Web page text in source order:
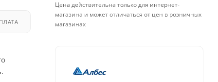
Цена действительна только для интернет-
магазина и может отличаться от цен в розничных
магазинах